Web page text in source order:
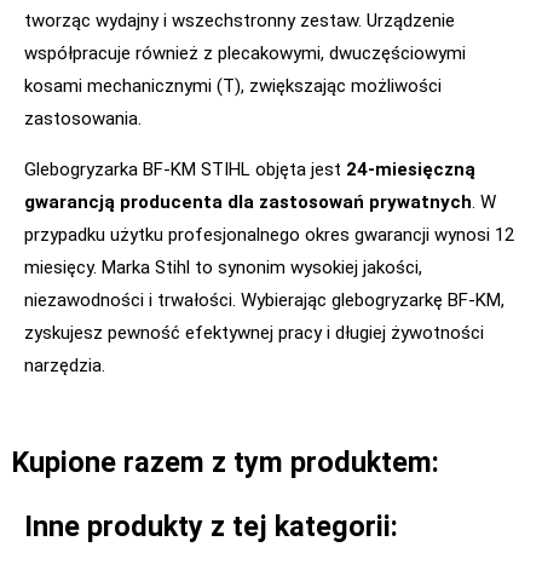
tworząc wydajny i wszechstronny zestaw. Urządzenie
współpracuje również z plecakowymi, dwuczęściowymi
kosami mechanicznymi (T), zwiększając możliwości
zastosowania.
Glebogryzarka BF-KM STIHL objęta jest 24-miesięczną
gwarancją producenta dla zastosowań prywatnych. W
przypadku użytku profesjonalnego okres gwarancji wynosi 12
miesięcy. Marka Stihl to synonim wysokiej jakości,
niezawodności i trwałości. Wybierając glebogryzarkę BF-KM,
zyskujesz pewność efektywnej pracy i długiej żywotności
narzędzia.
Kupione razem z tym produktem:
Inne produkty z tej kategorii: